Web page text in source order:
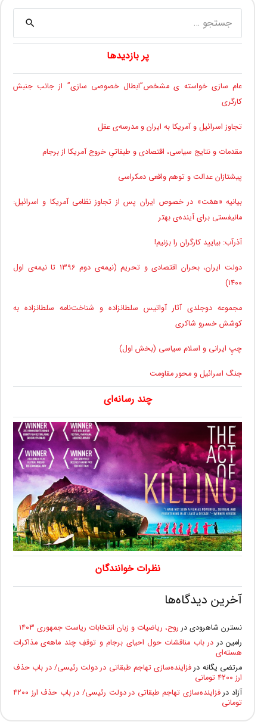
برای:
پر بازدیدها
عام سازی خواسته ی مشخص”ابطال خصوصی سازی” از جانب جنبش
کارگری
تجاوز اسرائیل و آمریکا به ایران و مدرسه‌ی عقل
مقدمات و نتایج سیاسی، اقتصادی و طبقاتیِ خروج آمریکا از برجام
پیشتازان عدالت و توهم واقعی دمکراسی
بیانیه «همّت» در خصوص ایران پس از تجاوز نظامی آمریکا و اسرائیل:
مانیفستی برای آینده‌ی بهتر
آذرآب: بیایید کارگران را بزنیم!
دولت ایران، بحران اقتصادی و تحریم (نیمه‌ی دوم ۱۳۹۶ تا نیمه‌ی اول
۱۴۰۰)
مجموعه دوجلدی آثار آواتیس سلطانزاده و شناخت‌نامه سلطانزاده به
کوشش خسرو شاکری
چپِ ایرانی و اسلام سیاسی (بخش اول)
جنگ اسرائیل و محور مقاومت
چند رسانه‌ای
نظرات خوانندگان
آخرین دیدگاه‌ها
نسترن شاهرودی در روح، ریاضیات و زبان انتخابات ریاست جمهوری ۱۴۰۳
رامیندر در باب مناقشات حول احیای برجام و توقفِ چند ماهه‌ی مذاکرات
هسته‌ای
مرتضی یگانه درفزاینده‌سازی تهاجم طبقاتی در دولت رئیسی/ در باب حذف
ارز ۴۲۰۰ تومانی
آزاددر
فزاینده‌سازی تهاجم طبقاتی در دولت رئیسی/ در باب حذف ارز ۴۲۰۰
تومانی